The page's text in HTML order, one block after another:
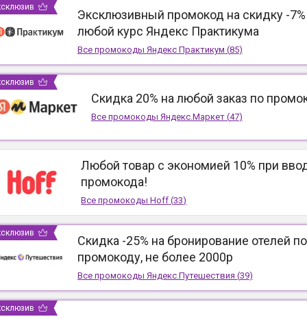
Эксклюзивный промокод на скидку -7%
любой курс Яндекс Практикума
Все промокоды Яндекс Практикум (85)
Скидка 20% на любой заказ по
Все промокоды Яндекс.Маркет(47)
Любой товар с экономией 10% при
промокода!
Все промокодыHoff (33)
Скидка -25% на бронирование отелей по
промокоду, не более 2000р
Все промокоды Яндекс.Путешествия (39)